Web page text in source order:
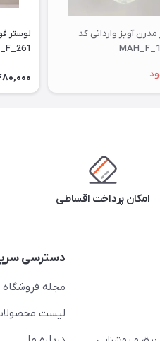
لوستر مدرن آویز وارداتی کد
امکان پرداخت اقساطی
دسترسی
مجله فروشگاه
لیست